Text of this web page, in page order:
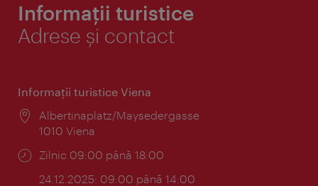
Informații turistice
Adrese și contact
Informaţii turistice Viena
Locul:
Albertinaplatz/Maysedergasse
1010 Viena
Program:
Zilnic 09:00 până 18:00
24.12.2025: 09:00 până 14:00